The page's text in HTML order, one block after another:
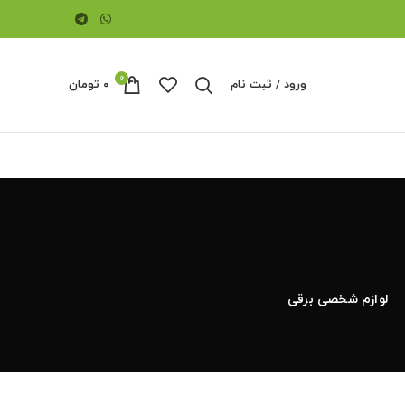
ورود / ثبت نام 0 ۰ تومان
لوازم شخصی برقی